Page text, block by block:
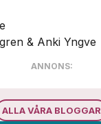
& Anki Yngve
ANNONS:
ALLA VÅRA BLOGGAR